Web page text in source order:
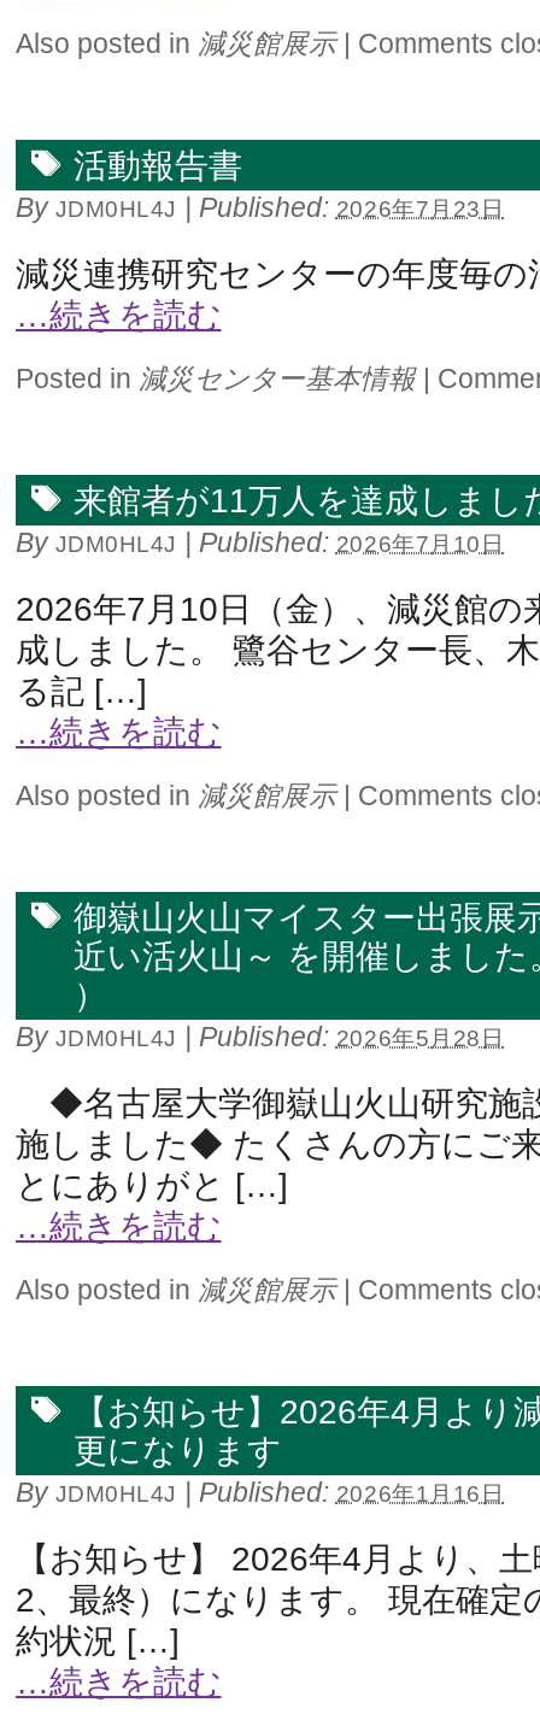
Also posted in 減災館展示 | Comments
活動報告書
By JDM0HL4J | Published: 2026年7月23日
減災連携研究センターの年度毎の
…続きを読む
Posted in 減災センター基本情報 |
来館者が11万人を達成しまし
By JDM0HL4J | Published: 2026年7月10日
2026年7月10日（金）、減災館の
成しました。 鷺谷センター長、
る記 […]
…続きを読む
Also posted in 減災館展示 | Comments
御嶽山火山マイスター出張展
近い活火山～ を開催しまし
）
By JDM0HL4J | Published: 2026年5月28日
◆名古屋大学御嶽山火山研究施
施しました◆ たくさんの方にご
とにありがと […]
…続きを読む
Also posted in 減災館展示 | Comments
【お知らせ】2026年4月より
更になります
By JDM0HL4J | Published: 2026年1月16日
【お知らせ】 2026年4月より、
2、最終）になります。 現在確定
約状況 […]
…続きを読む